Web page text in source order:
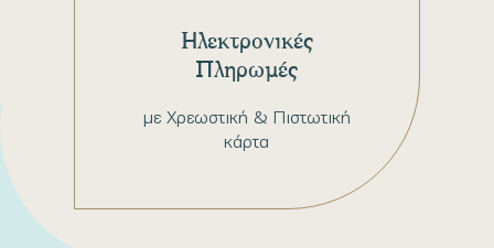
με Χρεωστική & Πιστωτική
κάρτα
Ηλεκτρονικές
Πληρωμές